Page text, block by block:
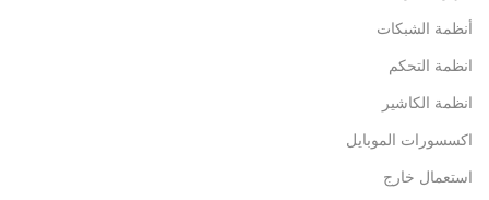
أنظمة الشبكات
انظمة التحكم
انظمة الكاشير
اكسسورات الموبايل
استعمال خارج